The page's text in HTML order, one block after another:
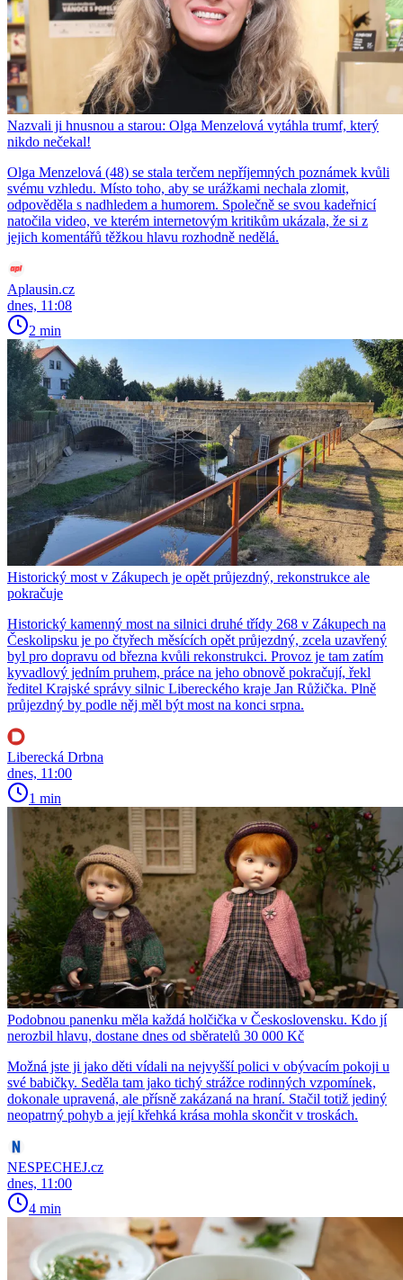
Nazvali ji hnusnou a starou: Olga Menzelová vytáhla trumf, který
nikdo nečekal!
Olga Menzelová (48) se stala terčem nepříjemných poznámek kvůli
svému vzhledu. Místo toho, aby se urážkami nechala zlomit,
odpověděla s nadhledem a humorem. Společně se svou kadeřnicí
natočila video, ve kterém internetovým kritikům ukázala, že si z
jejich komentářů těžkou hlavu rozhodně nedělá.
Aplausin.cz
dnes, 11:08
2 min
Historický most v Zákupech je opět průjezdný, rekonstrukce ale
pokračuje
Historický kamenný most na silnici druhé třídy 268 v Zákupech na
Českolipsku je po čtyřech měsících opět průjezdný, zcela uzavřený
byl pro dopravu od března kvůli rekonstrukci. Provoz je tam zatím
kyvadlový jedním pruhem, práce na jeho obnově pokračují, řekl
ředitel Krajské správy silnic Libereckého kraje Jan Růžička. Plně
průjezdný by podle něj měl být most na konci srpna.
Liberecká Drbna
dnes, 11:00
1 min
Podobnou panenku měla každá holčička v Československu. Kdo jí
nerozbil hlavu, dostane dnes od sběratelů 30 000 Kč
Možná jste ji jako děti vídali na nejvyšší polici v obývacím pokoji u
své babičky. Seděla tam jako tichý strážce rodinných vzpomínek,
dokonale upravená, ale přísně zakázaná na hraní. Stačil totiž jediný
neopatrný pohyb a její křehká krása mohla skončit v troskách.
NESPECHEJ.cz
dnes, 11:00
4 min